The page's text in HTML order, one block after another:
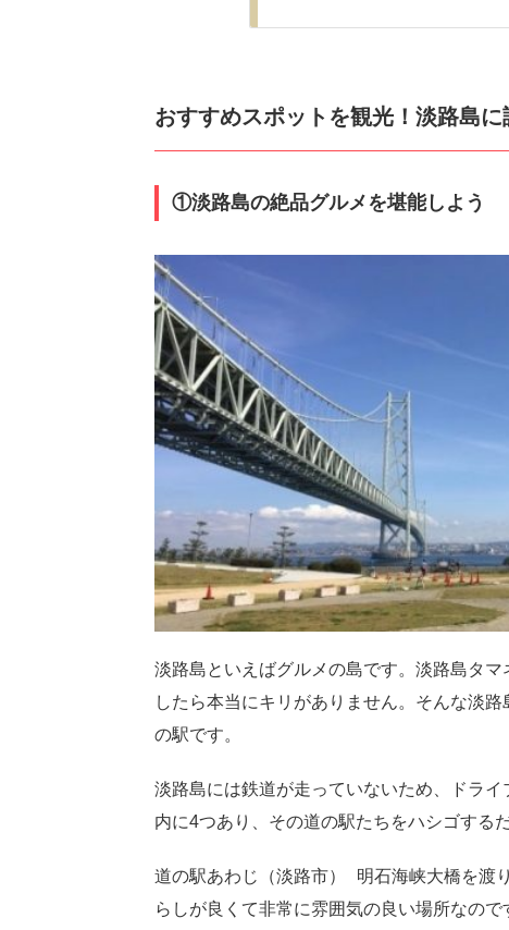
おすすめスポットを観光！淡路島
①淡路島の絶品グルメを堪能しよう
淡路島といえばグルメの島です。淡路島タ
したら本当にキリがありません。そんな淡
の駅です。
淡路島には鉄道が走っていないため、ドラ
内に4つあり、その道の駅たちをハシゴする
道の駅あわじ（淡路市） 明石海峡大橋を渡
らしが良くて非常に雰囲気の良い場所なの